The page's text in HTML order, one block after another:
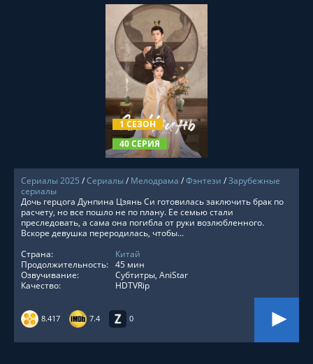
1 СЕЗОН
40 СЕРИЯ
СМОТРЕТЬ ОНЛАЙН
Сериалы 2025 /Сериалы/ Мелодрама /Фэнтези /Зарубежные
сериалы
8.417 7.4 0
Дочь герцога Дунпина Цзянь Си готовилась заключить брак по
расчету, но все пошло не по плану. Ее семью стали
преследовать, а сама она погибла от руки возлюбленного.
Вскоре девушка переродилась, чтобы...
Страна:
Китай
Продолжительность: 45 мин
Озвучивание:
Субтитры, AniStar
Качество:
HDTVRip